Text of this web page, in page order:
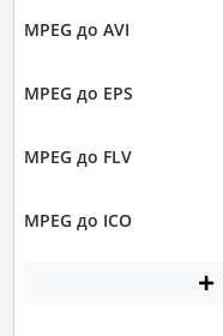
MPEG до AVI
MPEG до EPS
MPEG до FLV
MPEG до ICO